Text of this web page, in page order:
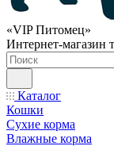
«VIP Питомец»
Интернет-магазин
Каталог
Кошки
Сухие корма
Влажные корма